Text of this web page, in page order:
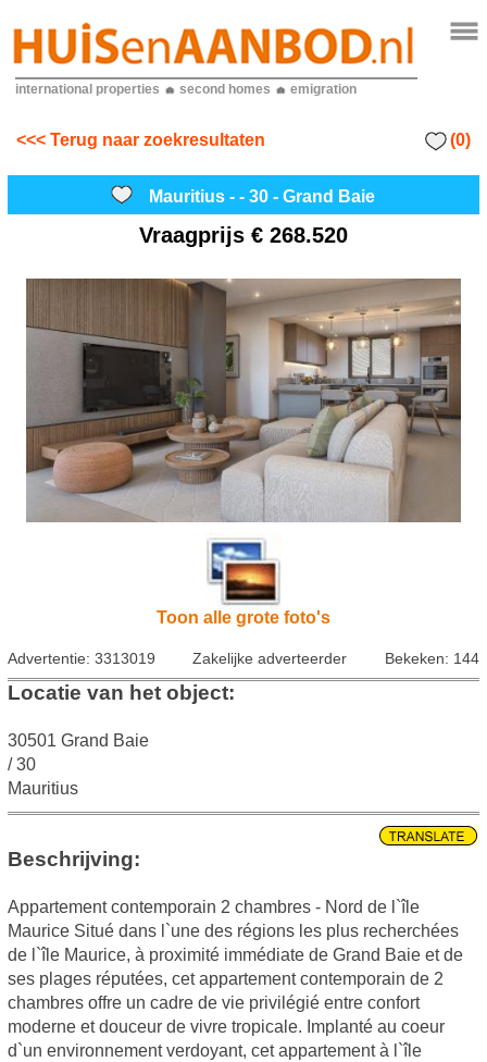
international properties second homes emigration
<<< Terug naar zoekresultaten (0)
Mauritius - - 30 - Grand Baie
Vraagprijs € 268.520
Toon alle grote foto's
Advertentie: 3313019 Zakelijke adverteerder Bekeken: 144
Locatie van het object:
30501 Grand Baie
/ 30
Mauritius
Beschrijving:
Appartement contemporain 2 chambres - Nord de l`île
Maurice Situé dans l`une des régions les plus recherchées
de l`île Maurice, à proximité immédiate de Grand Baie et de
ses plages réputées, cet appartement contemporain de 2
chambres offre un cadre de vie privilégié entre confort
moderne et douceur de vivre tropicale. Implanté au coeur
d`un environnement verdoyant, cet appartement à l`île